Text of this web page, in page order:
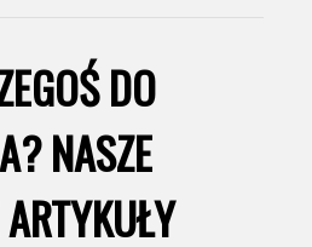
DO
NASZE